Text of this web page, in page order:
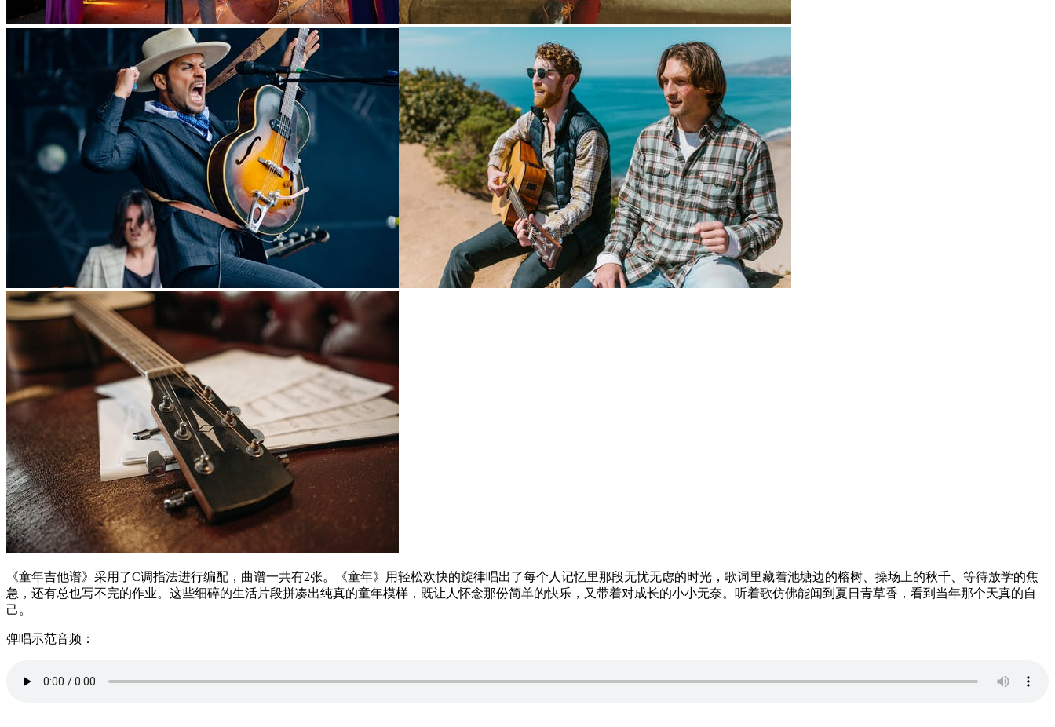
《童年吉他谱》采用了C调指法进行编配，曲谱一共有2张。《童年》用轻松欢快的旋律唱出了每个人记忆里那段无忧无虑的时光，歌词里藏着池塘边的榕树、操场上的秋千、等待放学的焦
急，还有总也写不完的作业。这些细碎的生活片段拼凑出纯真的童年模样，既让人怀念那份简单的快乐，又带着对成长的小小无奈。听着歌仿佛能闻到夏日青草香，看到当年那个天真的自
己。
弹唱示范音频：